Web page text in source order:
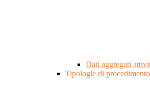
Dati aggregati
Tipologie di procedimento